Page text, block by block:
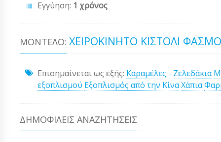
Εγγύηση: 1 χρόνος
ΜΟΝΤΈΛΟ: ΧΕΙΡΟΚΊΝΗΤΟ ΚΙΣΤΌΛΙ
Επισημαίνεται ως εξής: Καραμέλες - Ζελεδάκια
εξοπλισμού Εξοπλισμός από την ΚίναΧάπια
ΔΗΜΟΦΙΛΕΊΣ ΑΝΑΖΗΤΉΣΕΙΣ